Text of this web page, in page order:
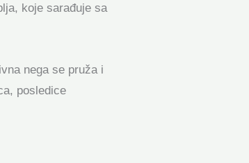
koje sarađuje sa
nega se pruža i
posledice